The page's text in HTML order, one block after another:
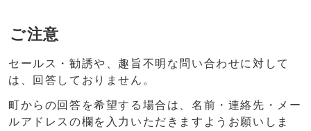
ご注意
セールス・勧誘や、趣旨不明な問い合わせに対して
は、回答しておりません。
町からの回答を希望する場合は、名前・連絡先・メー
ルアドレスの欄を入力いただきますようお願いしま